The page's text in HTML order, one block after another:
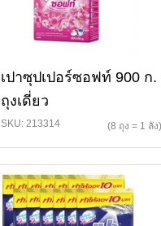
เปาซุปเปอร์ซอฟท์ 900 ก.
ถุงเดี่ยว
SKU: 213314 (8 ถุง = 1 ลัง)